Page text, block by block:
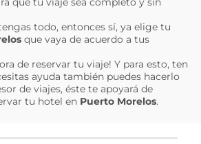
todo, entonces sí, ya elige tu
que vaya de acuerdo a tus
de reservar tu viaje! Y para esto, ten
ayuda también puedes hacerlo
de viajes, éste te apoyará de
tu hotel en Puerto Morelos.